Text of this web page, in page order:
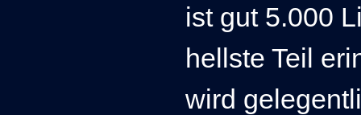
ist gut 5.000
hellste Teil
wird